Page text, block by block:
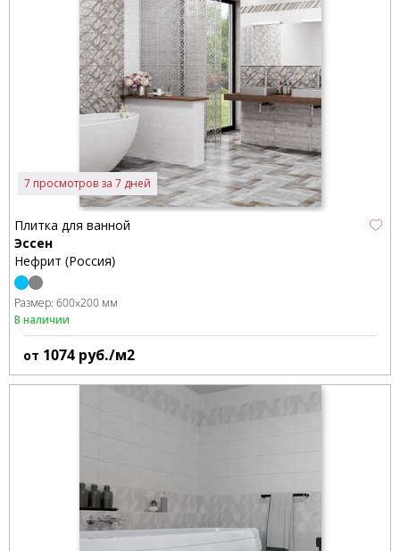
7 просмотров за 7 дней
Плитка для ванной
Эссен
Нефрит (Россия)
Размер: 600x200 мм
В наличии
от 1074 руб./м2